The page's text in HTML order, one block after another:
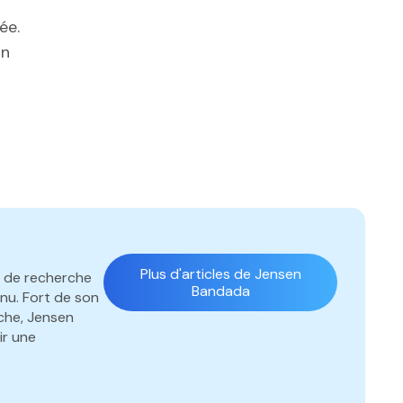
de recherche
Fort de son
Jensen
une
Plus d'articles de Jensen
Bandada